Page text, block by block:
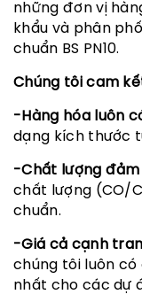
những đơn vị
khẩu và phân
chuẩn BS PN10.
Chúng tôi cam
-Hàng hóa luôn
dạng kích thước
-Chất lượng đảm
chất lượng (CO/
chuẩn.
-Giá cả cạnh
chúng tôi luôn
nhất cho các dự